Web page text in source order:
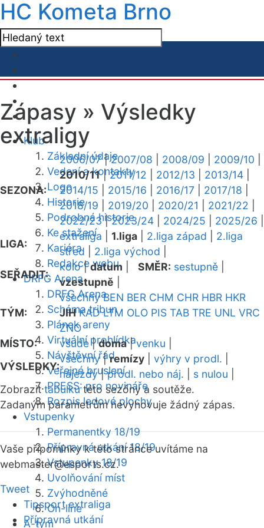
HC Kometa Brno
Klub
Základní údaje
Vedení a kontakty
Logo
Historie
Podrobná historie
Ke stažení
Kariéra
Redakce webu
DRFG Arena
DRFG Arena
Schéma tribun
Plánek areny
Virtuální prohlídka
Návštěvní řád
Veřejné bruslení
PRESS: pro novináře
Rozpis ledové plochy
Vstupenky
Permanentky 18/19
Přípravná utkání 18/19
Vstupenky 18/19
Uvolňování míst
Zvýhodněné
On-line
A-tým
Zápasy » Výsledky
extraligy
SEZONA:
2006/07|2007/08 2008/09 2009/10
2010/11|2011/12 2012/13 2013/14
2014/15
2015/16 2016/17 2017/18
2018/19
2019/20 2020/21 2021/22
2022/23|2023/24 2024/25 2025/26
LIGA:
extraliga 1.liga 2.liga západ
2.liga
střed
2.liga východ
SEŘADIT:
kolo|datum SMĚR: sestupně
vzestupně
TÝM:
všechny BEN BER CHM CHR HBR HKR
JIH KAD LTM OLO PIS TAB TRE UNL VRC
ZNO
MÍSTO:
všude|doma|venku
VÝSLEDKY:
všechny|remízy výhry v prodl.
nájezdy|prodl. nebo náj. s nulou
Zobrazittabulkutéto sezóny a soutěže.
Zadaným parametrům nevyhovuje žádný zápas.
Vaše připomínky k této stránce uvítáme na
webmaster@esports.cz.
Tweet
Tipsport extraliga
Přípravná utkání